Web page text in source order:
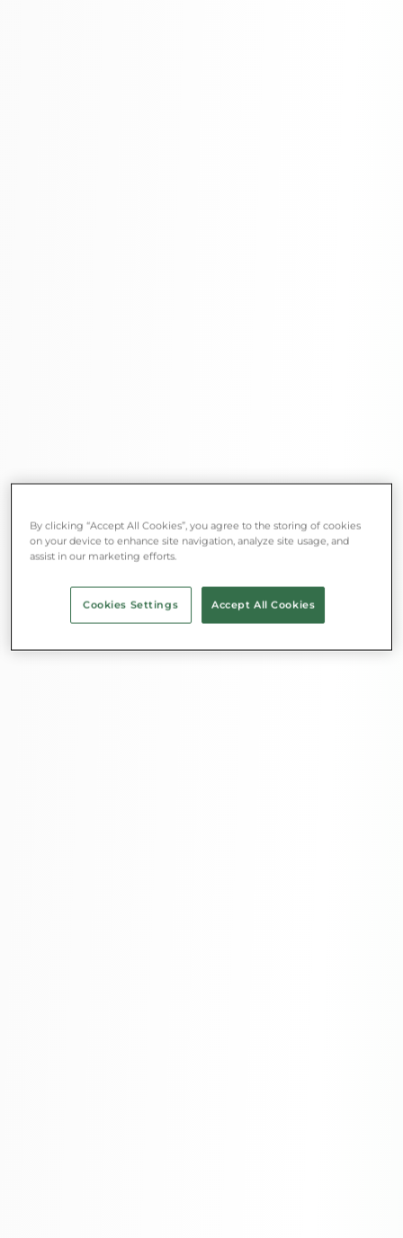
By clicking “Accept All Cookies”, you agree to the storing of cookies
on your device to enhance site navigation, analyze site usage, and
assist in our marketing efforts.
Cookies Settings Accept All Cookies